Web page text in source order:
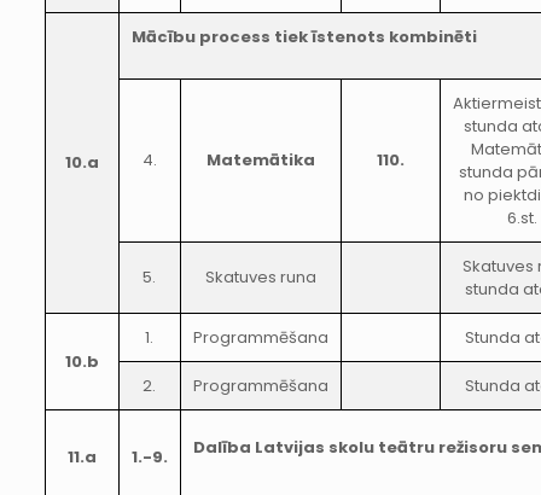
10.a
Mācību process tiek īstenots kombinēti
4. Matemātika 110.
stunda
stunda
no
6.st.
5. Skatuves runa
Skatuves
stunda
10.b
1. Programmēšana Stunda
2. Programmēšana Stunda
11.a 1.-9. Dalība Latvijas skolu teātru režisoru